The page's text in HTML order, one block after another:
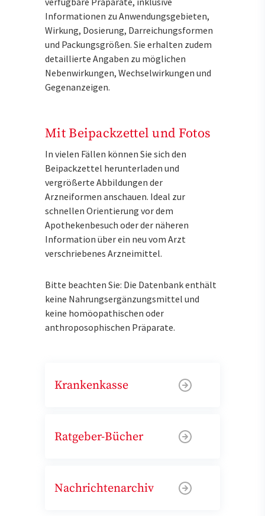
Informationen zu Anwendungsgebieten,
Wirkung, Dosierung, Darreichungsformen
und Packungsgrößen. Sie erhalten zudem
detaillierte Angaben zu möglichen
Nebenwirkungen, Wechselwirkungen und
Gegenanzeigen.
Mit Beipackzettel und Fotos
In vielen Fällen können Sie sich den
Beipackzettel herunterladen und
vergrößerte Abbildungen der
Arzneiformen anschauen. Ideal zur
schnellen Orientierung vor dem
Apothekenbesuch oder der näheren
Information über ein neu vom Arzt
verschriebenes Arzneimittel.
Bitte beachten Sie: Die Datenbank enthält
keine Nahrungsergänzungsmittel und
keine homöopathischen oder
anthroposophischen Präparate.
Krankenkasse
Ratgeber-Bücher
Nachrichtenarchiv